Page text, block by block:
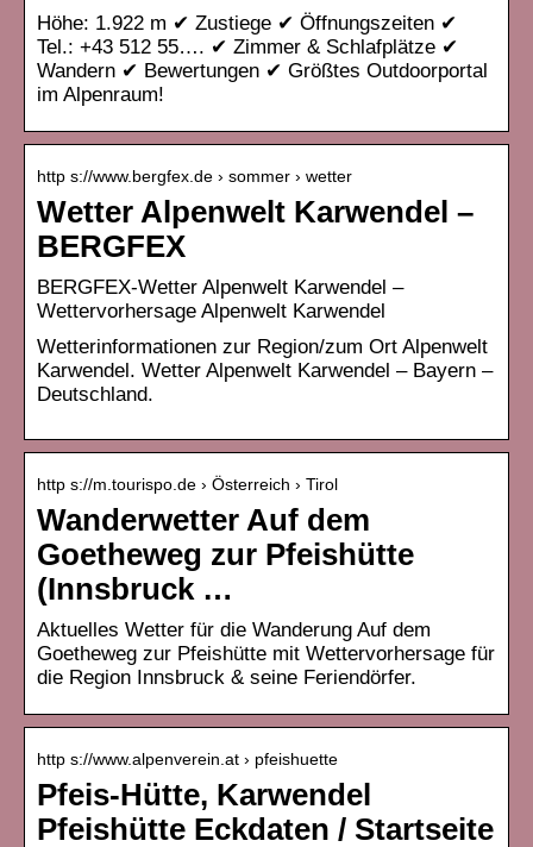
Höhe: 1.922 m ✔︎ Zustiege ✔︎ Öffnungszeiten ✔︎
Tel.: +43 512 55…. ✔︎ Zimmer & Schlafplätze ✔︎
Wandern ✔︎ Bewertungen ✔︎ Größtes Outdoorportal
im Alpenraum!
http s://www.bergfex.de › sommer › wetter
Wetter Alpenwelt Karwendel –
BERGFEX
BERGFEX-Wetter Alpenwelt Karwendel –
Wettervorhersage Alpenwelt Karwendel
Wetterinformationen zur Region/zum Ort Alpenwelt
Karwendel. Wetter Alpenwelt Karwendel – Bayern –
Deutschland.
http s://m.tourispo.de › Österreich › Tirol
Wanderwetter Auf dem
Goetheweg zur Pfeishütte
(Innsbruck …
Aktuelles Wetter für die Wanderung Auf dem
Goetheweg zur Pfeishütte mit Wettervorhersage für
die Region Innsbruck & seine Feriendörfer.
http s://www.alpenverein.at › pfeishuette
Pfeis-Hütte, Karwendel
Pfeishütte Eckdaten / Startseite